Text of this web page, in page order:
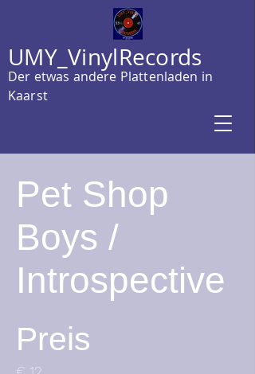
UMY_VinylRecords
Der etwas andere Plattenladen in
Kaarst
Pet Shop
Boys /
Introspective
Preis